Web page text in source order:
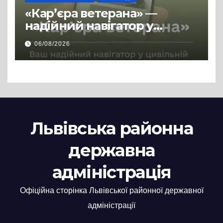
«Кар’єра ветерана» —
надійний навігатор у
цивільній професії
06/08/2026
Львівська районна
державна
адміністрація
Офіційна сторінка Львівської районної державної
адміністрації